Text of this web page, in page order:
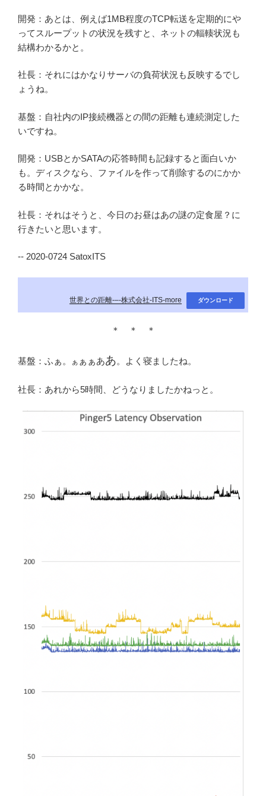
開発：あとは、例えば1MB程度のTCP転送を定期的にや
ってスループットの状況を残すと、ネットの輻輳状況も
結構わかるかと。
社長：それにはかなりサーバの負荷状況も反映するでし
ょうね。
基盤：自社内のIP接続機器との間の距離も連続測定した
いですね。
開発：USBとかSATAの応答時間も記録すると面白いか
も。ディスクなら、ファイルを作って削除するのにかか
る時間とかかな。
社長：それはそうと、今日のお昼はあの謎の定食屋？に
行きたいと思います。
-- 2020-0724 SatoxITS
世界との距離-–-株式会社-ITS-more ダウンロード
＊ ＊ ＊
基盤：ふぁ。 ぁ ぁぁああ。よく寝ましたね。
社長：あれから5時間、どうなりましたかねっと。